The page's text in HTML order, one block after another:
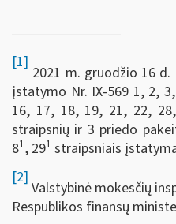
[1]
2021 m. gruodžio 16
įstatymo Nr. IX-569 1, 2,
16, 17, 18, 19, 21, 22,
straipsnių ir 3 priedo
81, 291 straipsniais
[2]
Valstybinė mokesčių
Respublikos finansų